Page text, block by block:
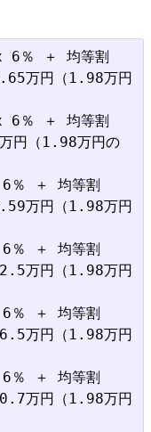
6％ ＋ 均等割
万円（1.98万円
6％ ＋ 均等割
円（1.98万円の
％ ＋ 均等割
万円（1.98万円
％ ＋ 均等割
万円（1.98万円
％ ＋ 均等割
万円（1.98万円
％ ＋ 均等割
万円（1.98万円